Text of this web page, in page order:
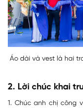
Áo dài và vest là hai
2. Lời chúc khai
1. Chúc anh chị công